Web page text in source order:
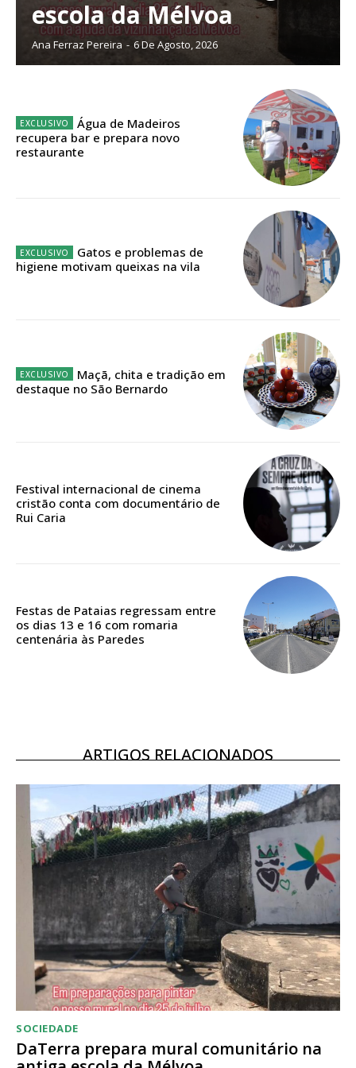
32
Edição em papel entregue à Quinta-feira em sua
casa
Acesso ao conteúdo online
Acesso aos conteúdos Exclusivos para
Escolha o plano
DIGITAL ANUAL
16€
Acesso ao conteúdo online
Acesso aos conteúdos Exclusivos para
escola da Mélvoa
Ana Ferraz Pereira - 6 De Agosto, 2026
Água de Madeiros
recupera bar e prepara novo
restaurante
Gatos e problemas de
higiene motivam queixas na vila
Maçã, chita e tradição em
destaque no São Bernardo
Festival internacional de cinema
cristão conta com documentário de
Rui Caria
Festas de Pataias regressam entre
os dias 13 e 16 com romaria
centenária às Paredes
ARTIGOS RELACIONADOS
SOCIEDADE
DaTerra prepara mural comunitário na